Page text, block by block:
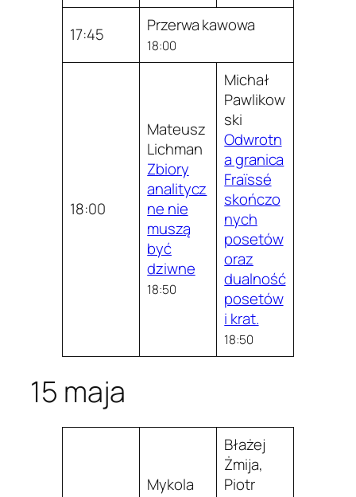
17:45 Przerwa kawowa
18:00
18:00
Mateusz
Lichman
Zbiory
analitycz
ne nie
muszą
być
dziwne
18:50
Michał
Pawlikow
ski
Odwrotn
a granica
Fraïssé
skończo
nych
posetów
oraz
dualność
posetów
i krat.
18:50
15 maja
Mykola
Błażej
Żmija,
Piotr